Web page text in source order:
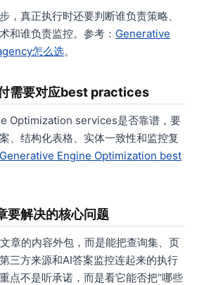
，真正执行时还要判断谁负责策略、
和谁负责监控。参考： Generative
怎么选。
需要对应best practices
Optimization services是否靠谱，要
、结构化表格、实体一致性和监控复
Generative Engine Optimization best
要解决的核心问题
章的内容外包，而是能把查询集、页
三方来源和AI答案监控连起来的执行
点不是听承诺，而是看它能否把“哪些